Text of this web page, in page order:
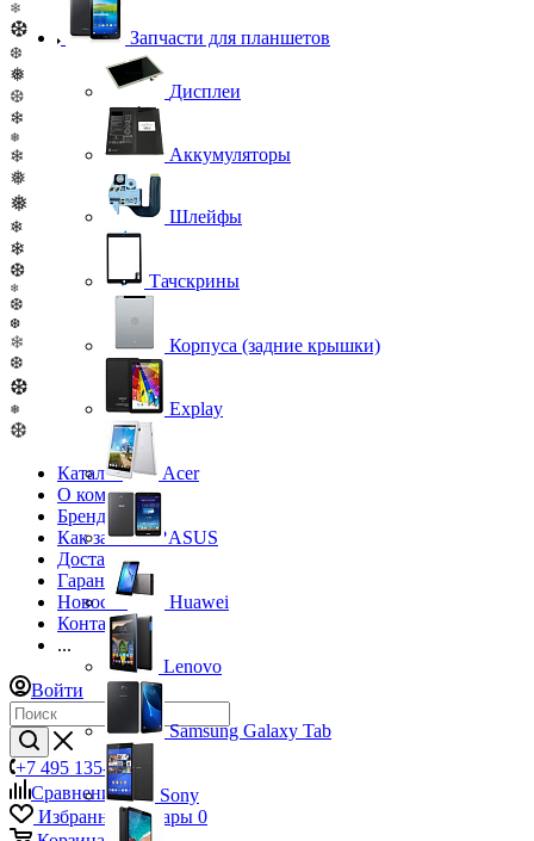
❄
❆
❆
❅
❆
❄
❅
❄
❅
❅
❄
❄
❆
❄
❆
❆
❄
❆
❆
❅
❆
Каталог
О компании
Бренды
Как заказать?
Доставка
Гарантия
Новости
Контакты
...
Войти
+7 495 135-39-43
Сравнение0
Избранные товары 0
Запчасти для планшетов
Дисплеи
Аккумуляторы
Шлейфы
Тачскрины
Корпуса (задние крышки)
Explay
Acer
ASUS
Huawei
Lenovo
Samsung Galaxy Tab
Sony